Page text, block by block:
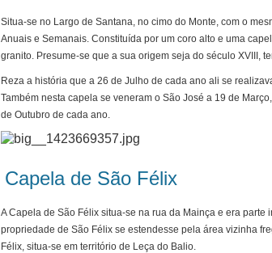
Situa-se no Largo de Santana, no cimo do Monte, com o
Anuais e Semanais. Constituída por um coro alto e uma
granito. Presume-se que a sua origem seja do século XVIII,
Reza a história que a 26 de Julho de cada ano ali se
Também nesta capela se veneram o São José a 19 de
de Outubro de cada ano.
Capela de São Félix
A Capela de São Félix situa-se na rua da Mainça e era
propriedade de São Félix se estendesse pela área vizinha
Félix, situa-se em território de Leça do Balio.